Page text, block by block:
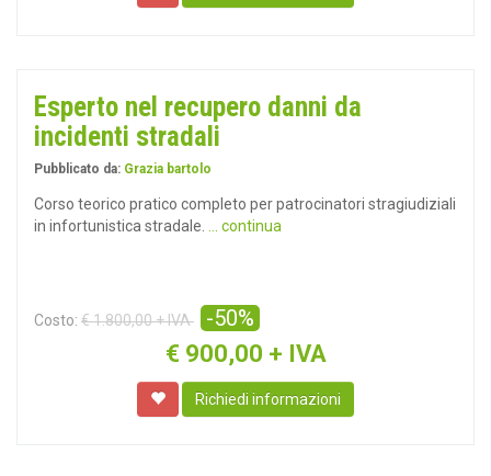
Esperto nel recupero danni da
incidenti stradali
Pubblicato da: Grazia bartolo
Corso teorico pratico completo per patrocinatori stragiudiziali
in infortunistica stradale.
... continua
Costo: € 1.800,00 + IVA -50%
€ 900,00 + IVA
Richiedi informazioni